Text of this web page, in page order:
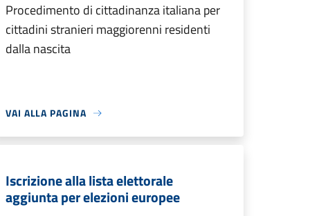
Procedimento di cittadinanza italiana per
cittadini stranieri maggiorenni residenti
dalla nascita
VAI ALLA PAGINA
Iscrizione alla lista elettorale
aggiunta per elezioni europee